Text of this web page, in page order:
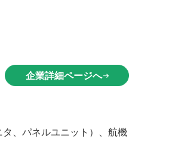
企業詳細ページへarrow_right_alt
、パネルユニット）、航機